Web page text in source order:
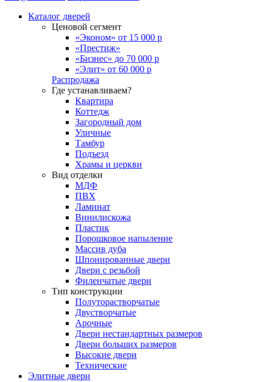
Каталог дверей
Ценовой сегмент
«Эконом» от 15 000 р
«Престиж»
«Бизнес» до 70 000 р
«Элит» от 60 000 р
Распродажа
Где устанавливаем?
Квартира
Коттедж
Загородный дом
Уличные
Тамбур
Подъезд
Храмы и церкви
Вид отделки
МДФ
ПВХ
Ламинат
Винилискожа
Пластик
Порошковое напыление
Массив дуба
Шпонированные двери
Двери с резьбой
Филенчатые двери
Тип конструкции
Полуторастворчатые
Двустворчатые
Арочные
Двери нестандартных размеров
Двери больших размеров
Высокие двери
Технические
Элитные двери